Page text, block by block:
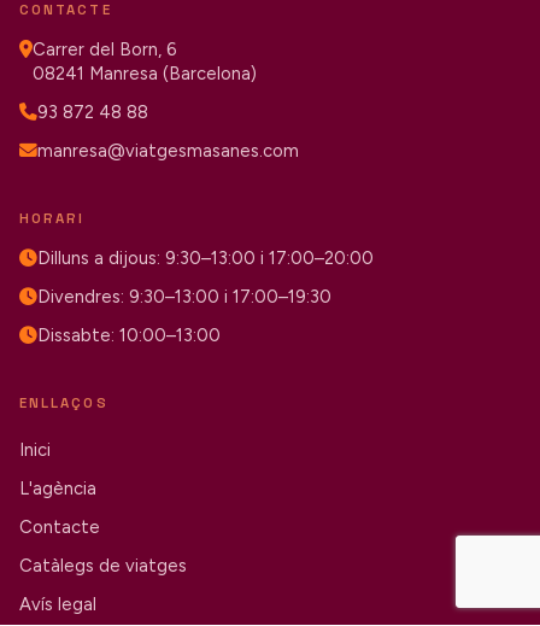
CONTACTE
Carrer del Born, 6
08241 Manresa (Barcelona)
93 872 48 88
manresa@viatgesmasanes.com
HORARI
Dilluns a dijous: 9:30–13:00 i 17:00–20:00
Divendres: 9:30–13:00 i 17:00–19:30
Dissabte: 10:00–13:00
ENLLAÇOS
Inici
L'agència
Contacte
Catàlegs de viatges
Avís legal